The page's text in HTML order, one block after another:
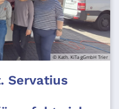
© Kath. KiTa gGmbH Trier
Servatius